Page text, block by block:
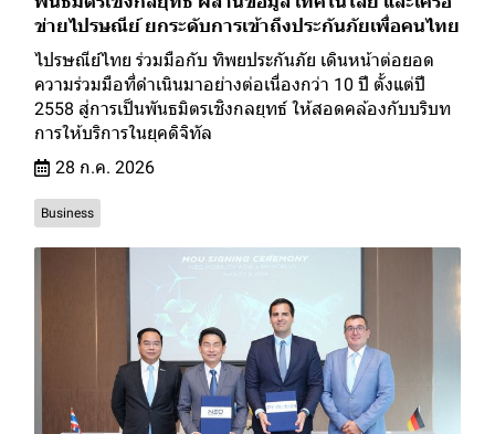
ข่ายไปรษณีย์ ยกระดับการเข้าถึงประกันภัยเพื่อคนไทย
ไปรษณีย์ไทย ร่วมมือกับ ทิพยประกันภัย เดินหน้าต่อยอด
ความร่วมมือที่ดำเนินมาอย่างต่อเนื่องกว่า 10 ปี ตั้งแต่ปี
2558 สู่การเป็นพันธมิตรเชิงกลยุทธ์ ให้สอดคล้องกับบริบท
การให้บริการในยุคดิจิทัล
28 ก.ค. 2026
Business